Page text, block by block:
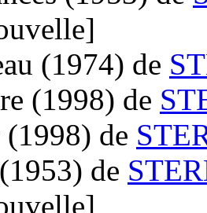
(1974) de
(1998) de
(1998) de
(1953) de